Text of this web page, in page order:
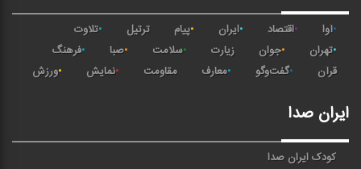
آوا اقتصاد ایران پیام ترتیل
تلاوت
تهران
جوان زیارت سلامت صبا
فرهنگ
قرآن
گفت‌وگو معارف مقاومت نمایش ورزش
ایران صدا
کودک ایران صدا